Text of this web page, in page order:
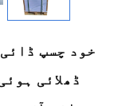
خود چسپ